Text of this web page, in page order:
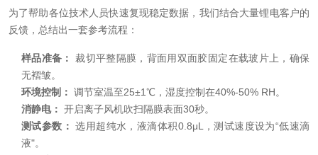
为了帮助各位技术人员快速复现稳定数据，我们结合大量锂电客户的
反馈，总结出一套参考流程：
样品准备：
裁切平整隔膜，背面用双面胶固定在载玻片上，确保
无褶皱。
环境控制： 调节室温至25±1℃，湿度控制在40%-50% RH。
消静电： 开启离子风机吹扫隔膜表面30秒。
测试参数： 选用超纯水，液滴体积0.8μL，测试速度设为“低速滴
液"。